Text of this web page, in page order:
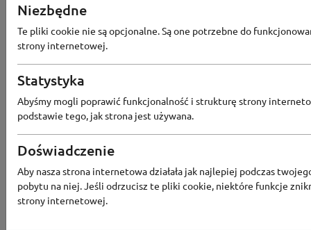
Popularne sklepy
MEDIA EXPERT
EOBUWIE
KOMPUTRONIK
BORN2BE
KOMFORT CCC SMYK
Niezbędne
Te pliki cookie nie są opcjonalne. Są one potrzebne do
strony internetowej.
Statystyka
Abyśmy mogli poprawić funkcjonalność i strukturę strony
podstawie tego, jak strona jest używana.
Doświadczenie
Aby nasza strona internetowa działała jak najlepiej podczas
pobytu na niej. Jeśli odrzucisz te pliki cookie, niektóre funkcje
strony internetowej.